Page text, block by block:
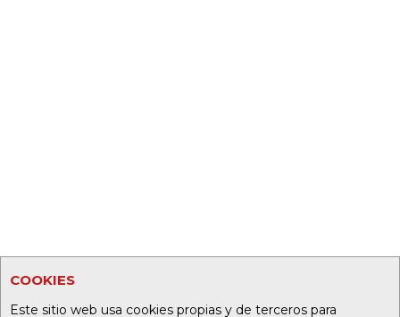
COOKIES
Este sitio web usa cookies propias y de terceros para